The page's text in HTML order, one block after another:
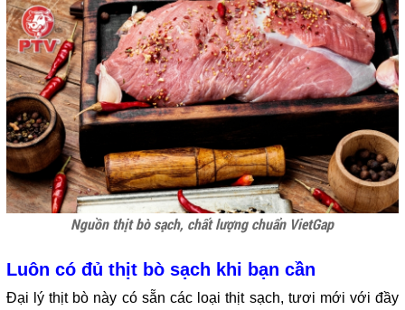
Nguồn thịt bò sạch, chất lượng chuẩn VietGap
Luôn có đủ thịt bò sạch khi bạn cần
Đại lý thịt bò này có sẵn các loại thịt sạch, tươi mới với đầy